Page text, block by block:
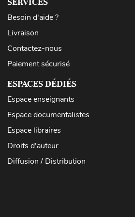
Besoin d'aide ?
Livraison
Contactez-nous
Paiement sécurisé
ESPACES DÉDIÉS
Espace enseignants
Espace documentalistes
Espace libraires
Droits d'auteur
Diffusion / Distribution